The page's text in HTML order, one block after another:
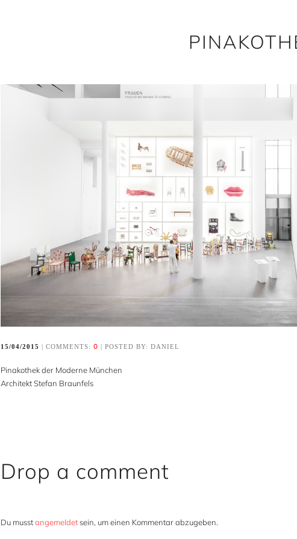
15/04/2015 | COMMENTS: 0 | POSTED BY: DANIEL
Pinakothek der Moderne München
Architekt Stefan Braunfels
Drop a comment
Du musstangemeldet sein, um einen Kommentar abzugeben.